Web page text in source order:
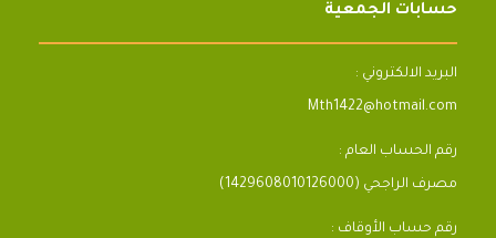
حسابات الجمعية
البريد الالكتروني :
Mth1422@hotmail.com
رقم الحساب العام :
مصرف الراجحي (1429608010126000)
رقم حساب الأوقاف :